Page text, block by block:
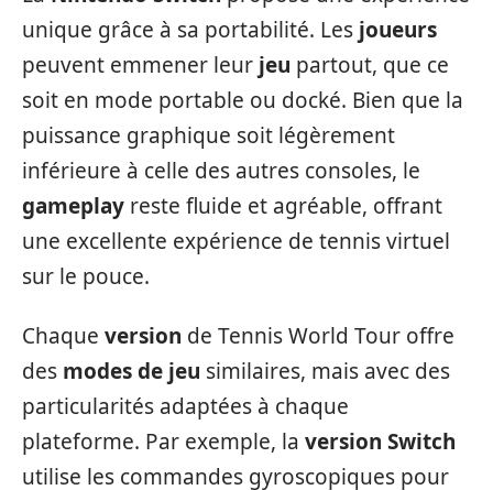
unique grâce à sa portabilité. Les joueurs
peuvent emmener leur jeu partout, que ce
soit en mode portable ou docké. Bien que la
puissance graphique soit légèrement
inférieure à celle des autres consoles, le
gameplay reste fluide et agréable, offrant
une excellente expérience de tennis virtuel
sur le pouce.
Chaque version de Tennis World Tour offre
des modes de jeu similaires, mais avec des
particularités adaptées à chaque
plateforme. Par exemple, la version Switch
utilise les commandes gyroscopiques pour